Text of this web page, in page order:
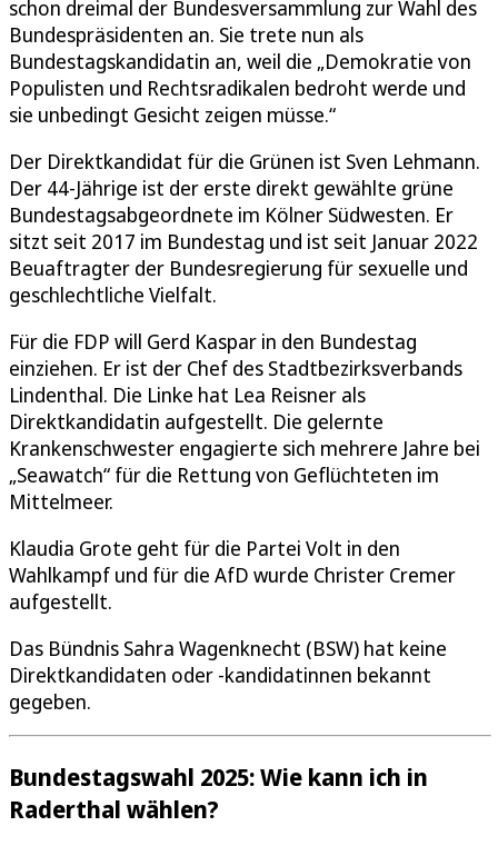
schon dreimal der Bundesversammlung zur Wahl des
Bundespräsidenten an. Sie trete nun als
Bundestagskandidatin an, weil die „Demokratie von
Populisten und Rechtsradikalen bedroht werde und
sie unbedingt Gesicht zeigen müsse.“
Der Direktkandidat für die Grünen ist Sven Lehmann.
Der 44-Jährige ist der erste direkt gewählte grüne
Bundestagsabgeordnete im Kölner Südwesten. Er
sitzt seit 2017 im Bundestag und ist seit Januar 2022
Beuaftragter der Bundesregierung für sexuelle und
geschlechtliche Vielfalt.
Für die FDP will Gerd Kaspar in den Bundestag
einziehen. Er ist der Chef des Stadtbezirksverbands
Lindenthal. Die Linke hat Lea Reisner als
Direktkandidatin aufgestellt. Die gelernte
Krankenschwester engagierte sich mehrere Jahre bei
„Seawatch“ für die Rettung von Geflüchteten im
Mittelmeer.
Klaudia Grote geht für die Partei Volt in den
Wahlkampf und für die AfD wurde Christer Cremer
aufgestellt.
Das Bündnis Sahra Wagenknecht (BSW) hat keine
Direktkandidaten oder -kandidatinnen bekannt
gegeben.
Bundestagswahl 2025: Wie kann ich in
Raderthal wählen?